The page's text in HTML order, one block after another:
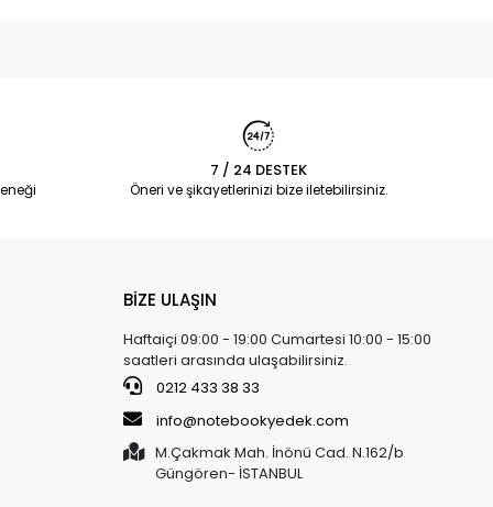
7 / 24 DESTEK
Öneri ve şikayetlerinizi bize iletebilirsiniz.
BİZE ULAŞIN
Haftaiçi 09:00 - 19:00 Cumartesi 10:00 - 15:00
saatleri arasında ulaşabilirsiniz.
0212 433 38 33
info@notebookyedek.com
M.Çakmak Mah. İnönü Cad. N.162/b
Güngören- İSTANBUL